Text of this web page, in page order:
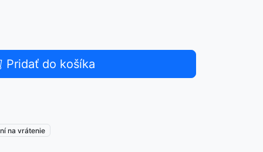
Pridať do košíka
na vrátenie